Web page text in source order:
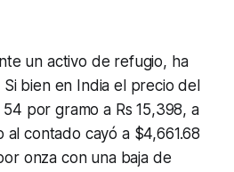
un activo de refugio, ha
Si bien en India el precio del
por gramo a Rs 15,398, a
al contado cayó a $4,661.68
onza con una baja de